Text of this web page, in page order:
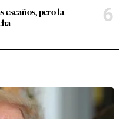
escaños, pero la
6